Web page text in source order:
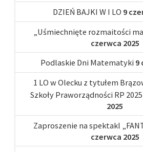
DZIEŃ BAJKI W I LO 9
„Uśmiechnięte rozmaitości
czerwca 2025
Podlaskie Dni Matematyki 9
1 LO w Olecku z tytułem
Szkoły Praworządności RP
2025
Zaproszenie na spektakl
czerwca 2025